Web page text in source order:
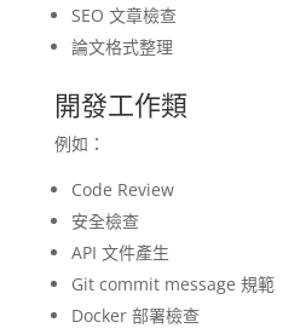
SEO 文章檢查
論文格式整理
開發工作類
例如：
Code Review
安全檢查
API 文件產生
Git commit message 規範
Docker 部署檢查